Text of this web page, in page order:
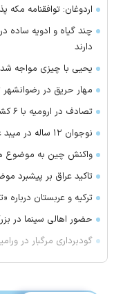
اردوغان: توافقنامه
چند گیاه و ادویه ساده
دارند
یحیی با چیزی مواجه
مهار حریق در رضوانشهر
تصادف در ارومیه با ۶ کشته و ۵ مصدوم
نوجوان ۱۲ ساله در میبد غرق شد
واکنش چین به موضوع
تاکید عراق بر پیشبرد
ترکیه و عربستان درباره
حضور اهالی سینما در
گودبرداری مرگبار در